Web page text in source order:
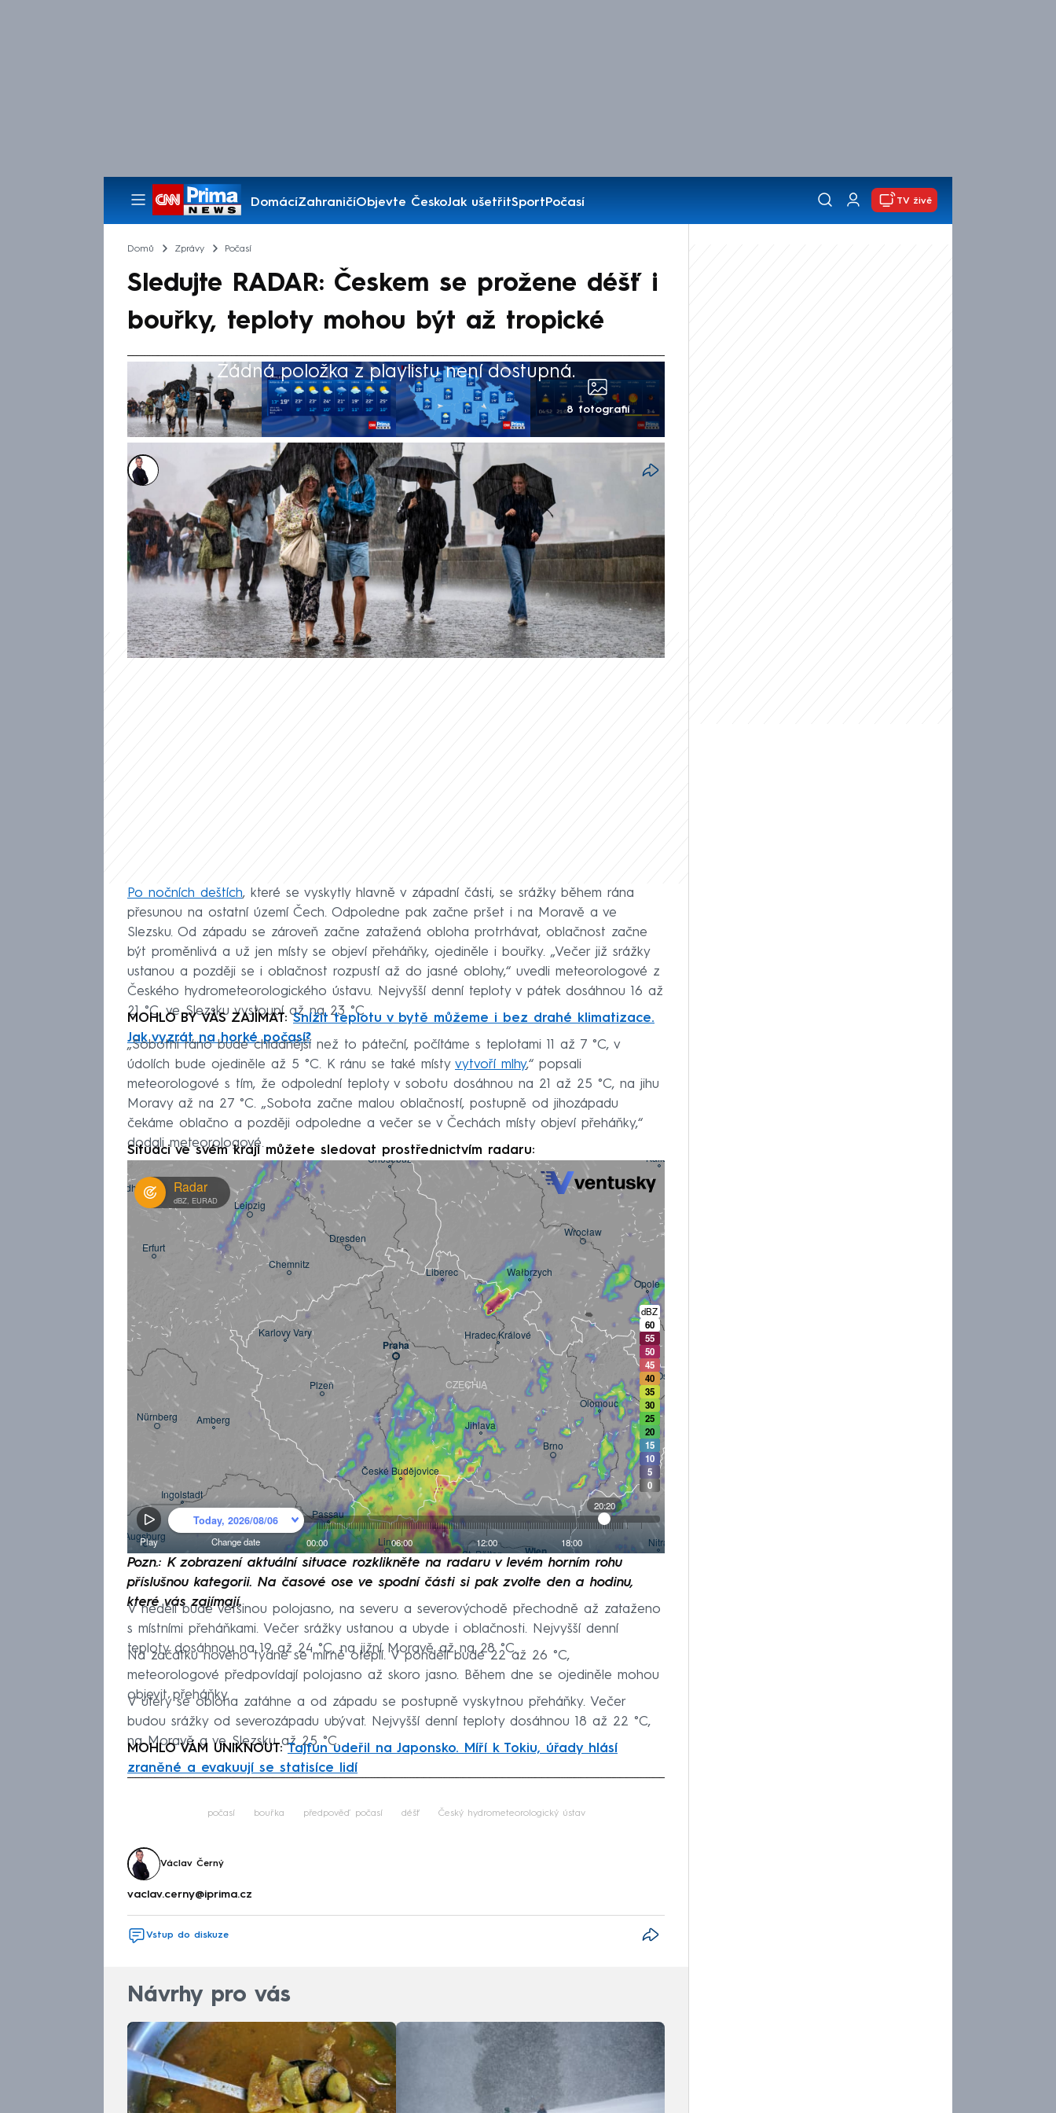
DomácíZahraničíObjevte ČeskoJak ušetřitSportPočasí
Pořady
TV živě
Domů Zprávy Počasí
Sledujte RADAR: Českem se prožene déšť i
bouřky, teploty mohou být až tropické
Žádná položka z playlistu není dostupná.
8 fotografií
Václav Černý
5. čvn 2026, 08:20
Počasí v Česku bude v následujících dnech ve znamení přeháněk a
oblačné oblohy. Podle meteorologů z Českého hydrometeorologického
ústavu se ale ojediněle mohou vyskytnout i bouřky. Teploty se během
dne budou pohybovat kolem 20 až 25 stupňů, na Moravě se přiblíží i k
tropické třicítce.
Po nočních deštích, které se vyskytly hlavně v západní části, se srážky během rána
přesunou na ostatní území Čech. Odpoledne pak začne pršet i na Moravě a ve
Slezsku. Od západu se zároveň začne zatažená obloha protrhávat, oblačnost začne
být proměnlivá a už jen místy se objeví přeháňky, ojediněle i bouřky. „Večer již srážky
ustanou a později se i oblačnost rozpustí až do jasné oblohy,“ uvedli meteorologové z
Českého hydrometeorologického ústavu. Nejvyšší denní teploty v pátek dosáhnou 16 až
21 °C, ve Slezsku vystoupí až na 23 °C
MOHLO BY VÁS ZAJÍMAT:Snížit teplotu v bytě můžeme i bez drahé klimatizace.
Jak vyzrát na horké počasí?
„Sobotní ráno bude chladnější než to páteční, počítáme s teplotami 11 až 7 °C, v
údolích bude ojediněle až 5 °C. K ránu se také místy vytvoří mlhy,“ popsali
meteorologové s tím, že odpolední teploty v sobotu dosáhnou na 21 až 25 °C, na jihu
Moravy až na 27 °C. „Sobota začne malou oblačností, postupně od jihozápadu
čekáme oblačno a později odpoledne a večer se v Čechách místy objeví přeháňky,“
dodali meteorologové.
Situaci ve svém kraji můžete sledovat prostřednictvím radaru:
Pozn.: K zobrazení aktuální situace rozklikněte na radaru v levém horním rohu
příslušnou kategorii. Na časové ose ve spodní části si pak zvolte den a hodinu,
které vás zajímají.
V neděli bude většinou polojasno, na severu a severovýchodě přechodně až zataženo
s místními přeháňkami. Večer srážky ustanou a ubyde i oblačnosti. Nejvyšší denní
teploty dosáhnou na 19 až 24 °C, na jižní Moravě až na 28 °C.
Na začátku nového týdne se mírně oteplí. V pondělí bude 22 až 26 °C,
meteorologové předpovídají polojasno až skoro jasno. Během dne se ojediněle mohou
objevit přeháňky.
V úterý se obloha zatáhne a od západu se postupně vyskytnou přeháňky. Večer
budou srážky od severozápadu ubývat. Nejvyšší denní teploty dosáhnou 18 až 22 °C,
na Moravě a ve Slezsku až 25 °C.
MOHLO VÁM UNIKNOUT:Tajfun udeřil na Japonsko. Míří k Tokiu, úřady hlásí
zraněné a evakuují se statisíce lidí
počasí bouřka předpověď počasí déšť Český hydrometeorologický ústav
Václav Černý
vaclav.cerny@iprima.cz
Vstup do diskuze
Návrhy pro vás